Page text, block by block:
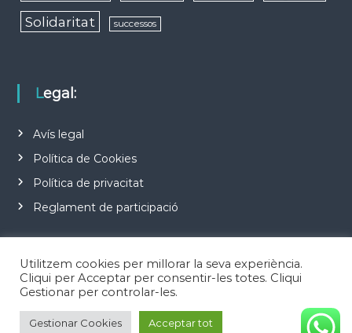
Solidaritat successos
Legal:
Avís legal
Política de Cookies
Política de privacitat
Reglament de participació
Copyright © 2026 Notícies d'Esplugues de Llobregat
Todos los derechos
Utilitzem cookies per millorar la seva experiència.
Cliqui per Acceptar per consentir-les totes. Cliqui
Gestionar per controlar-les.
Gestionar Cookies Acceptar tot